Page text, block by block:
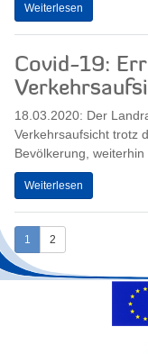
Weiterlesen
Covid-19:
18.03.2020: Der
Verkehrsaufsicht trotz
Bevölkerung, weiterhin
Weiterlesen
1 2